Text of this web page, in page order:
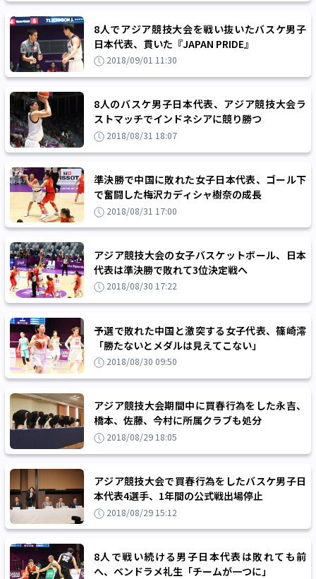
8人でアジア競技大会を戦い抜いたバスケ男子
日本代表、貫いた『JAPAN PRIDE』
2018/09/01 11:30
8人のバスケ男子日本代表、アジア競技大会ラ
ストマッチでインドネシアに競り勝つ
2018/08/31 18:07
準決勝で中国に敗れた女子日本代表、ゴール下
で奮闘した梅沢カディシャ樹奈の成長
2018/08/31 17:00
アジア競技大会の女子バスケットボール、日本
代表は準決勝で敗れて3位決定戦へ
2018/08/30 17:22
予選で敗れた中国と激突する女子代表、篠崎澪
「勝たないとメダルは見えてこない」
2018/08/30 09:50
アジア競技大会期間中に買春行為をした永吉、
橋本、佐藤、今村に所属クラブも処分
2018/08/29 18:05
アジア競技大会で買春行為をしたバスケ男子日
本代表4選手、1年間の公式戦出場停止
2018/08/29 15:12
8人で戦い続ける男子日本代表は敗れても前
へ、ベンドラメ礼生「チームが一つに」